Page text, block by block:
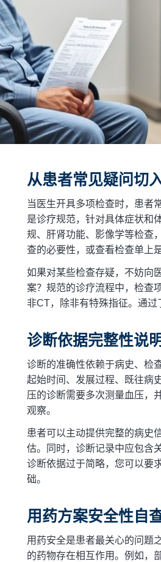
从患者常见疑问切
当医生开具多项检查时，患者
是诊疗规范，针对具体症状和
规、肝肾功能、影像学等检查
查的必要性，或查看检查单上
如果对某些检查存疑，不妨向
案？规范的诊疗流程中，检查
非CT，除非有特殊指征。通过
诊断依据完整性说
诊断的准确性依赖于病史、检
起始时间、发展过程、既往病
压的诊断需要多次测量血压，
观察。
患者可以主动提供完整的病史
估。同时，诊断记录中应包含
诊断依据过于简略，您可以要
础。
用药方案安全性自
用药安全是患者最关心的问题
的药物存在相互作用。例如，